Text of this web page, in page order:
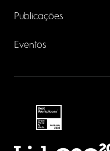
Publicações
Eventos